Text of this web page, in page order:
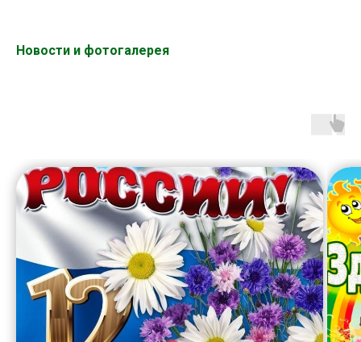
Новости и фотогалерея